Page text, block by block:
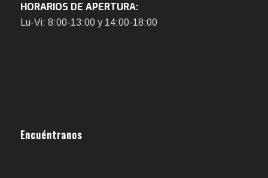
HORARIOS DE APERTURA:
Lu-Vi: 8:00-13:00 y 14:00-18:00
Encuéntranos